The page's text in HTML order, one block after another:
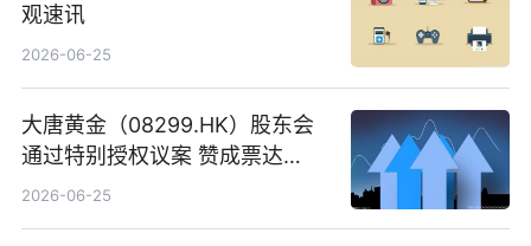
观速讯
2026-06-25
大唐黄金（08299.HK）股东会
通过特别授权议案 赞成票达
100%_新动态
2026-06-25